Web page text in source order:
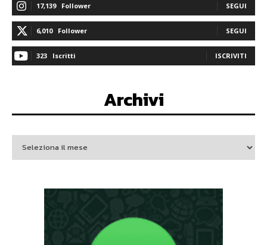
17,139 Follower SEGUI
6,010 Follower SEGUI
323 Iscritti ISCRIVITI
Archivi